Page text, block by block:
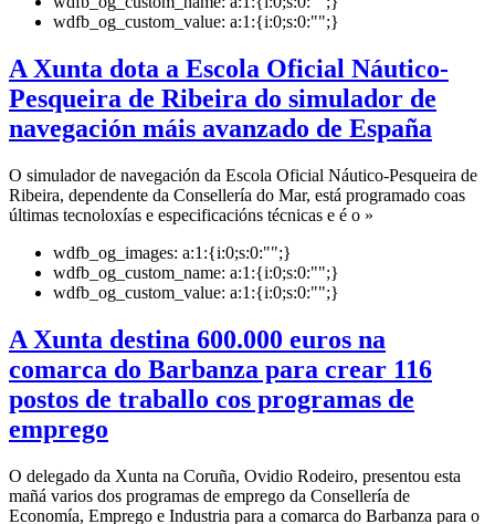
wdfb_og_custom_value: a:1:{i:0;s:0:"";}
A Xunta dota a Escola Oficial Náutico-
Pesqueira de Ribeira do simulador de
navegación máis avanzado de España
O simulador de navegación da Escola Oficial Náutico-Pesqueira de
Ribeira, dependente da Consellería do Mar, está programado coas
últimas tecnoloxías e especificacións técnicas e é o »
wdfb_og_images: a:1:{i:0;s:0:"";}
wdfb_og_custom_name: a:1:{i:0;s:0:"";}
wdfb_og_custom_value: a:1:{i:0;s:0:"";}
A Xunta destina 600.000 euros na
comarca do Barbanza para crear 116
postos de traballo cos programas de
emprego
O delegado da Xunta na Coruña, Ovidio Rodeiro, presentou esta
mañá varios dos programas de emprego da Consellería de
Economía, Emprego e Industria para a comarca do Barbanza para o